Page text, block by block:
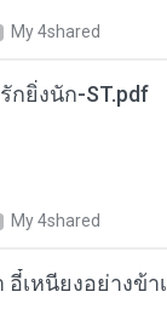
My 4shared
กยิ่งนัก-ST.pdf
My 4shared
อี๋เหนียงอย่างข้